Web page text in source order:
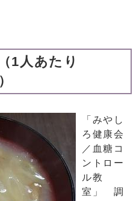
1人あたり
「みやし
ろ健康会
／血糖コ
ントロー
ル教
室」 調